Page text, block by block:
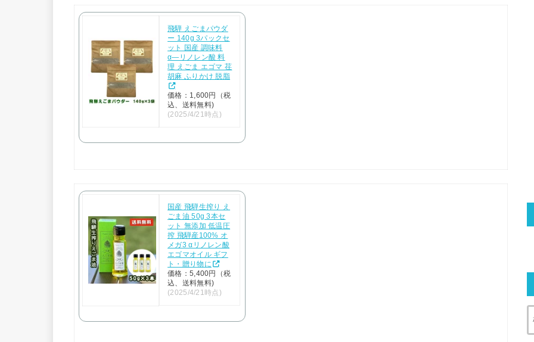
飛騨 えごまパウダ
ー 140g 3パックセ
ット 国産 調味料
α―リノレン酸 料
理 えごま エゴマ 荏
胡麻 ふりかけ 脱脂
価格：1,600円（税
込、送料無料)
(2025/4/21時点)
国産 飛騨生搾り え
ごま油 50g 3本セ
ット 無添加 低温圧
搾 飛騨産100% オ
メガ3 αリノレン酸
エゴマオイル ギフ
ト・贈り物に
価格：5,400円（税
込、送料無料)
(2025/4/21時点)